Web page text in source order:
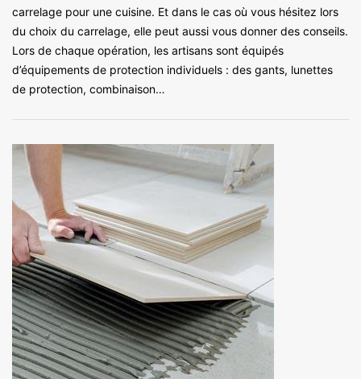
carrelage pour une cuisine. Et dans le cas où vous hésitez lors
du choix du carrelage, elle peut aussi vous donner des conseils.
Lors de chaque opération, les artisans sont équipés
d’équipements de protection individuels : des gants, lunettes
de protection, combinaison…